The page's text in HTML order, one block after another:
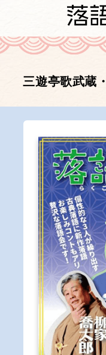
三遊亭歌武蔵